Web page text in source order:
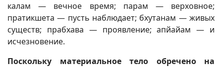
калам — вечное время; парам — верховное;
пратикшета — пусть наблюдает; бхутанам — живых
существ; прабхава — проявление; апйайам — и
исчезновение.
Поскольку материальное тело обречено на